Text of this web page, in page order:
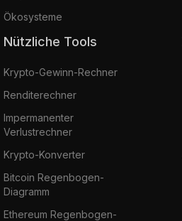
Ökosysteme
Nützliche Tools
Krypto-Gewinn-Rechner
Renditerechner
Impermanenter
Verlustrechner
Krypto-Konverter
Bitcoin Regenbogen-
Diagramm
Ethereum Regenbogen-